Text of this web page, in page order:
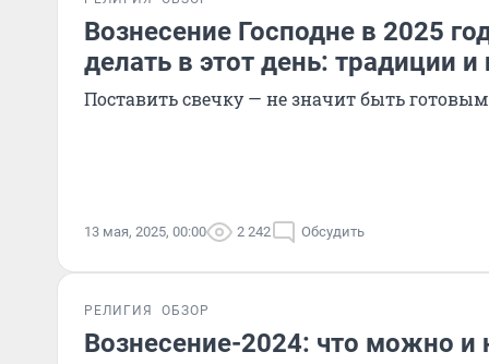
Вознесение Господне в 2025
делать в этот день: традиции
Поставить свечку — не значит быть
13 мая, 2025, 00:00 2 242 Обсудить
РЕЛИГИЯ ОБЗОР
Вознесение-2024: что можно и